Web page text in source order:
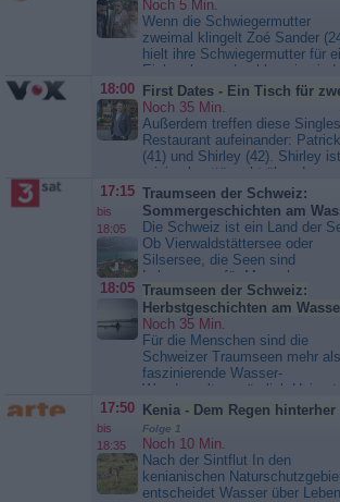
Simpsons so beliebt wie noch
Sogar das Fernsehen hat
an einem Koch-Duell...
Die
Simpsons
Noch 5 Min.
Wenn die Schwiegermutter
zweimal klingelt Zoé Sander
hielt ihre Schwiegermutter für
Einbrecher und schlug sie
Nun hat Ulrike Müller (48) sie
angezeigt. Zeitgleich bekommt
Sander Ärger auf der Arbeit:
Jemand verbreitet das Gerücht,
dass sie in der Physiopraxis
Massagen mit Happy End
Ihre Beziehung mit Maxim...
Lenßen übernimmt
18:00
First Dates - Ein Tisch für
Noch 35 Min.
Außerdem treffen diese
Restaurant aufeinander: Patrick
(41) und Shirley (42). Shirley ist
minimal enttäuscht über den
Altersunterschied. Dabei stört
keinesfalls, dass Patrick ein
jünger ist als sie. Sie irritiert
vielmehr, dass er NUR ein Jahr
jünger ist. Als Thomas (60)
First Dates - Ein Tisch für
17:15
bis
18:05
Traumseen der Schweiz:
Sommergeschichten am
Die Schweiz ist ein Land der
Ob Vierwaldstättersee oder
Silsersee, die Seen sind
Lebensraum für Menschen,
Pflanzen und Tiere. Der Film
Menschen vor, die an ihren
leben. Auf dem
verabschiedet sich Kapitän
Stein von seinem Schiff. Am
Walensee wagen sich...
Traumseen der Schweiz:
Sommergeschichten am Wasser
18:05 Traumseen der Schweiz:
Herbstgeschichten am
Noch 35 Min.
Für die Menschen sind die
Schweizer Traumseen mehr als
faszinierende Wasser-
Wunderwelten, nämlich Heimat
Lebensgrundlage im Wechsel
Jahreszeiten. Nun ist es Herbst.
Der Herbst taucht den Silsersee
goldenes Licht. Romano Salis
Wildhüter und kümmert sich
die Forellen des Sees. Am...
17:50
bis
18:35
Kenia - Dem Regen hinterher
Folge 1
Noch 10 Min.
Nach der Sintflut In den
kenianischen
entscheidet Wasser über Leben